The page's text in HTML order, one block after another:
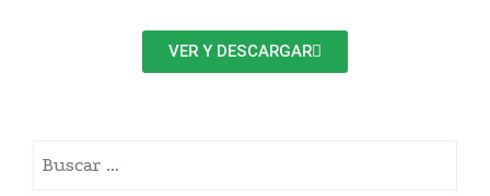
VER Y DESCARGAR